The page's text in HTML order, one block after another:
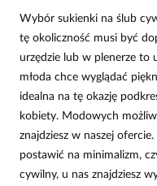
Wybór sukienki na ślub
tę okoliczność musi być
urzędzie lub w plenerze to
młoda chce wyglądać
idealna na tę okazję
kobiety. Modowych
znajdziesz w naszej
postawić na minimalizm,
cywilny, u nas znajdziesz